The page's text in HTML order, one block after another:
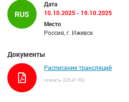
RUS
Дата
10.10.2025 - 19.10.2025
Место
Россия, г. Ижевск
Документы
Расписание трансляций
скачать (226.41 КБ)